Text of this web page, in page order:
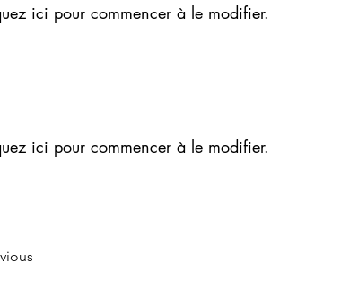
ici pour commencer à le modifier.
ici pour commencer à le modifier.